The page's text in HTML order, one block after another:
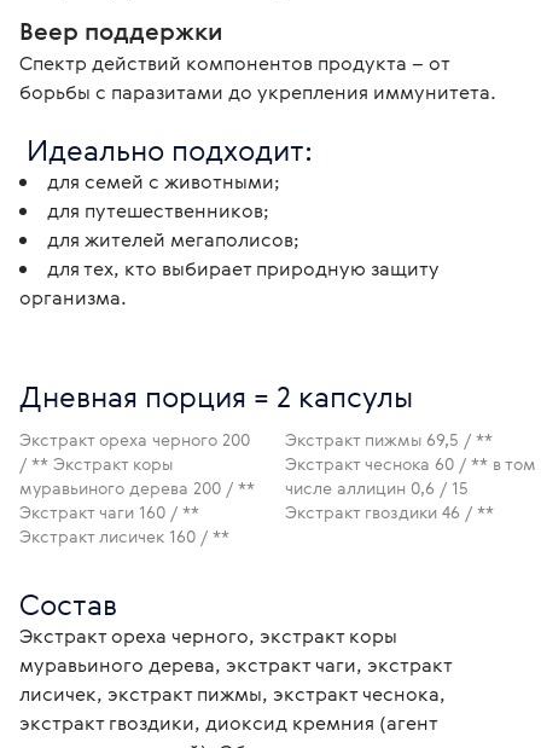
Веер поддержки
Спектр действий компонентов продукта – от
борьбы с паразитами до укрепления иммунитета.
Идеально подходит:
для семей с животными;
для путешественников;
для жителей мегаполисов;
для тех, кто выбирает природную защиту
организма.
Дневная порция = 2 капсулы
Экстракт ореха черного 200
/ ** Экстракт коры
муравьиного дерева 200 / **
Экстракт чаги 160 / **
Экстракт лисичек 160 / **
Экстракт пижмы 69,5 / **
Экстракт чеснока 60 / ** в том
числе аллицин 0,6 / 15
Экстракт гвоздики 46 / **
Состав
Экстракт ореха черного, экстракт коры
муравьиного дерева, экстракт чаги, экстракт
лисичек, экстракт пижмы, экстракт чеснока,
экстракт гвоздики, диоксид кремния (агент